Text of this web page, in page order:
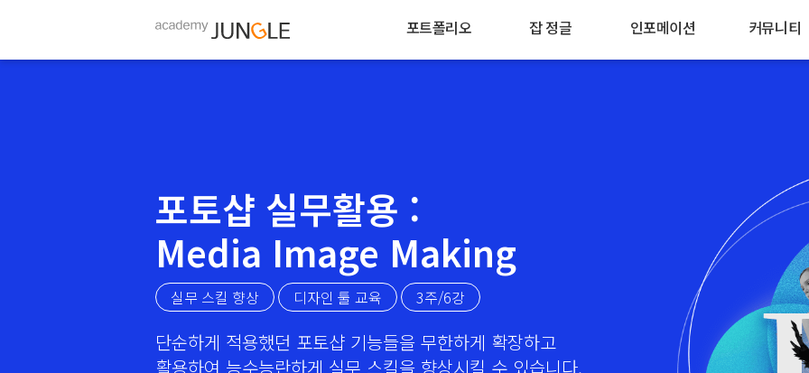
포트폴리오
CHARACTER
잡 정글 인포메이션
후불제 안내
포인트
오시는길
커뮤니티
포토샵 실무활용 :
Media Image Making
실무 스킬 향상 디자인 툴 교육 3주/6강
단순하게 적용했던 포토샵 기능들을 무한하게 확장하고
활용하여 능수능란하게 실무 스킬을 향상시킬 수 있습니다.